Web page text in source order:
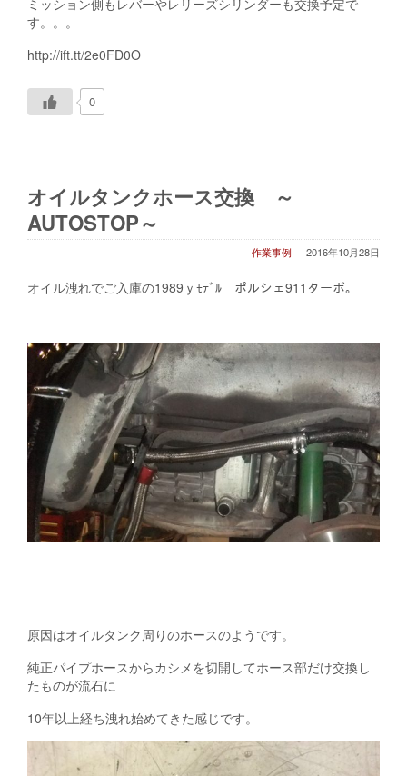
す。。。
http://ift.tt/2e0FD0O
0
オイルタンクホース交換 ～
AUTOSTOP～
2016年10月28日
作業事例
オイル洩れでご入庫の1989ｙﾓﾃﾞﾙ ポルシェ911ターボ。
原因はオイルタンク周りのホースのようです。
純正パイプホースからカシメを切開してホース部だけ交換し
たものが流石に
10年以上経ち洩れ始めてきた感じです。